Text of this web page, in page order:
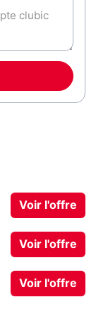
Voir l'offre
Voir l'offre
Voir l'offre